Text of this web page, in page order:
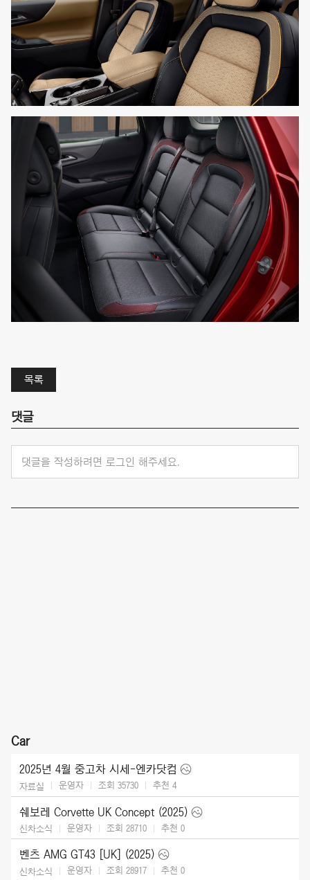
목록
댓글
댓글을 작성하려면 로그인 해주세요.
Car
2025년 4월 중고차 시세-엔카닷컴
자료실 운영자 조회 35730 추천 4
쉐보레 Corvette UK Concept (2025)
신차소식 운영자 조회 28710 추천 0
벤츠 AMG GT43 [UK] (2025)
신차소식 운영자 조회 28917 추천 0